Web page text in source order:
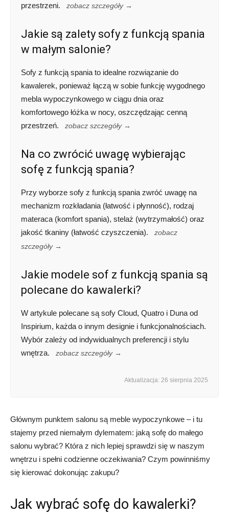
przestrzeni.
zobacz szczegóły →
Jakie są zalety sofy z funkcją spania
w małym salonie?
Sofy z funkcją spania to idealne rozwiązanie do
kawalerek, ponieważ łączą w sobie funkcję wygodnego
mebla wypoczynkowego w ciągu dnia oraz
komfortowego łóżka w nocy, oszczędzając cenną
przestrzeń.
zobacz szczegóły →
Na co zwrócić uwagę wybierając
sofę z funkcją spania?
Przy wyborze sofy z funkcją spania zwróć uwagę na
mechanizm rozkładania (łatwość i płynność), rodzaj
materaca (komfort spania), stelaż (wytrzymałość) oraz
jakość tkaniny (łatwość czyszczenia).
zobacz
szczegóły →
Jakie modele sof z funkcją spania są
polecane do kawalerki?
W artykule polecane są sofy Cloud, Quatro i Duna od
Inspirium, każda o innym designie i funkcjonalnościach.
Wybór zależy od indywidualnych preferencji i stylu
wnętrza.
zobacz szczegóły →
Aktualizacja: 26 sierpnia 2025
Głównym punktem salonu są meble wypoczynkowe – i tu
stajemy przed niemałym dylematem: jaką sofę do małego
salonu wybrać? Która z nich lepiej sprawdzi się w naszym
wnętrzu i spełni codzienne oczekiwania? Czym powinniśmy
się kierować dokonując zakupu?
Jak wybrać sofę do kawalerki?